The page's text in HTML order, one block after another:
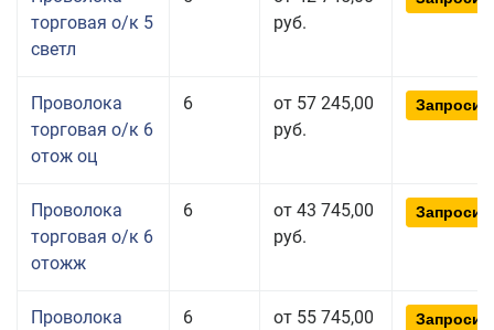
торговая о/к 5
светл
руб.
Проволока
торговая о/к 6
отож оц
6
от 57 245,00
руб.
Проволока
торговая о/к 6
отожж
6
от 43 745,00
руб.
Проволока
6
от 55 745,00